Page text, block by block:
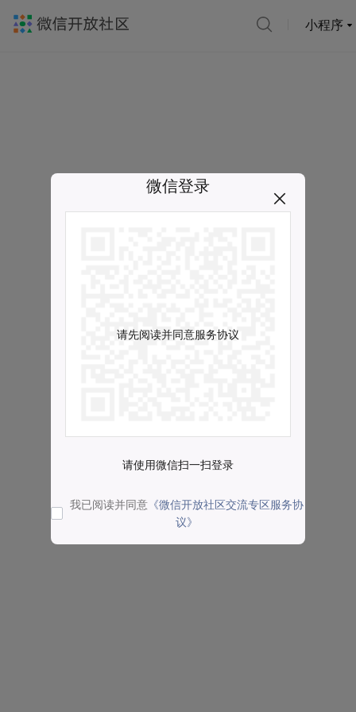
小程序
微信登录
请先阅读并同意服务协议
请使用微信扫一扫登录
我已阅读并同意 《微信开放社区交流专区服务协
议》